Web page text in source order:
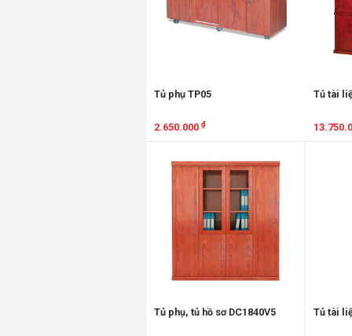
Tủ phụ TP05
2.650.000 ₫
Tủ tài
Tủ phụ, tủ hồ sơ DC1840V5 Tủ tài